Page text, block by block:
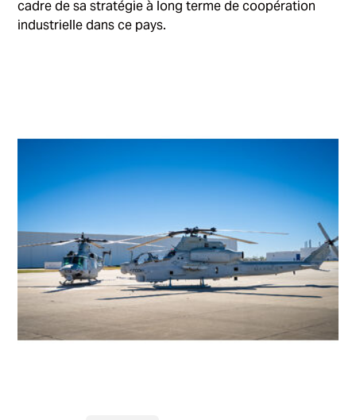
cadre de sa stratégie à long terme de coopération
industrielle dans ce pays.